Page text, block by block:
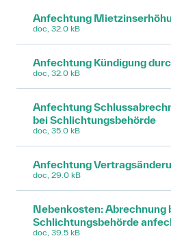
Anfechtung
doc, 32.0 kB
Anfechtung Kündigung
doc, 32.0 kB
Anfechtung
bei Schlichtungsbehörde
doc, 35.0 kB
Anfechtung
doc, 29.0 kB
Nebenkosten: Abrechnung
Schlichtungsbehörde
doc, 39.5 kB